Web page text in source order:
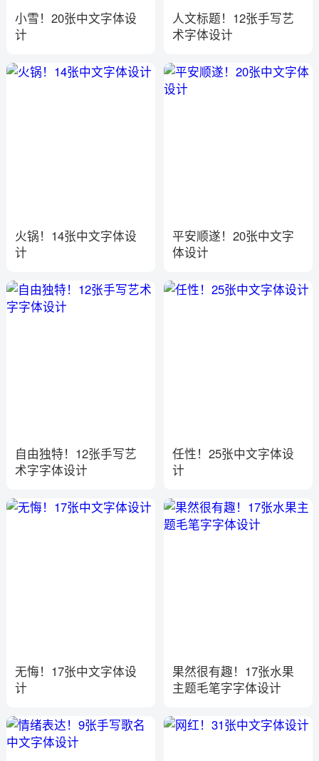
小雪！20张中文字体设
计
人文标题！12张手写艺
术字体设计
火锅！14张中文字体设
计
平安顺遂！20张中文字
体设计
自由独特！12张手写艺
术字字体设计
任性！25张中文字体设
计
无悔！17张中文字体设
计
果然很有趣！17张水果
主题毛笔字字体设计